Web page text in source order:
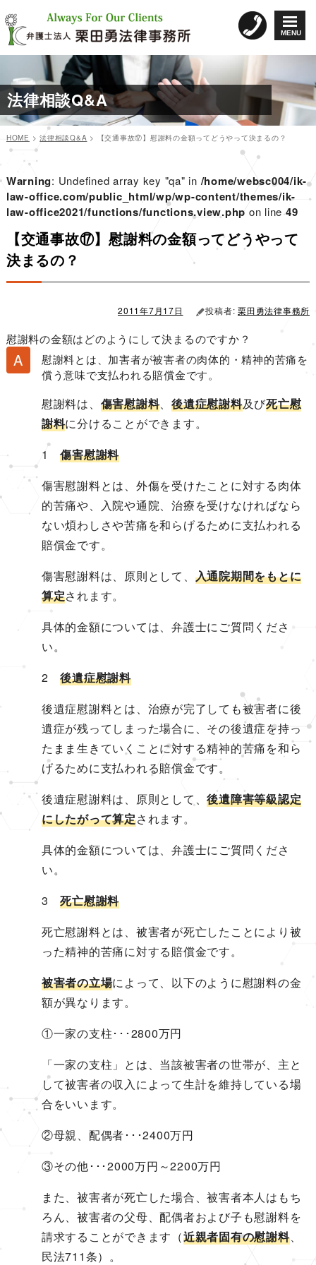
MENU
ン
テ
ン
へ
ス
キ
ッ
プ
法律相談Q&A
HOME >法律相談Q&A > 【交通事故⑰】慰謝料の金額ってどうやって決まるの？
Warning: Undefined array key "qa" in /home/websc004/ik-
law-office.com/public_html/wp/wp-content/themes/ik-
law-office2021/functions/functions.view.php on line49
【交通事故⑰】慰謝料の金額ってどうやって
決まるの？
2011年7月17日 投稿者:栗田勇法律事務所
慰謝料の金額はどのようにして決まるのですか？
慰謝料とは、加害者が被害者の肉体的・精神的苦痛を
償う意味で支払われる賠償金です。
慰謝料は、 傷害慰謝料、後遺症慰謝料及び死亡慰
謝料に分けることができます。
1傷害慰謝料
傷害慰謝料とは、外傷を受けたことに対する肉体
的苦痛や、入院や通院、治療を受けなければなら
ない煩わしさや苦痛を和らげるために支払われる
賠償金です。
傷害慰謝料は、原則として、 入通院期間をもとに
算定されます。
具体的金額については、弁護士にご質問くださ
い。
2後遺症慰謝料
後遺症慰謝料とは、治療が完了しても被害者に後
遺症が残ってしまった場合に、その後遺症を持っ
たまま生きていくことに対する精神的苦痛を和ら
げるために支払われる賠償金です。
後遺症慰謝料は、原則として、後遺障害等級認定
にしたがって算定されます。
具体的金額については、弁護士にご質問くださ
い。
3死亡慰謝料
死亡慰謝料とは、被害者が死亡したことにより被
った精神的苦痛に対する賠償金です。
被害者の立場によって、以下のように慰謝料の金
額が異なります。
①一家の支柱･･･2800万円
「一家の支柱」とは、当該被害者の世帯が、主と
して被害者の収入によって生計を維持している場
合をいいます。
②母親、配偶者･･･2400万円
③その他･･･2000万円～2200万円
また、被害者が死亡した場合、被害者本人はもち
ろん、被害者の父母、配偶者および子も慰謝料を
請求することができます（近親者固有の慰謝料、
民法711条）。
テ
リ
ー
稿
ナ
ビ
ゲ
ー
シ
ョ